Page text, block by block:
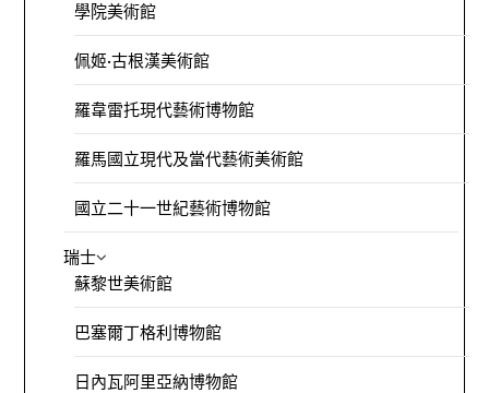
學院美術館
佩姬·古根漢美術館
羅韋雷托現代藝術博物館
羅馬國立現代及當代藝術美術館
國立二十一世紀藝術博物館
瑞士
蘇黎世美術館
巴塞爾丁格利博物館
日內瓦阿里亞納博物館